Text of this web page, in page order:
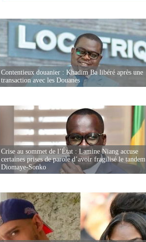
Contentieux douanier : Khadim Ba libéré après une
transaction avec les Douanes
Crise au sommet de l’État : Lamine Niang accuse
certaines prises de parole d’avoir fragilisé le tandem
Diomaye-Sonko